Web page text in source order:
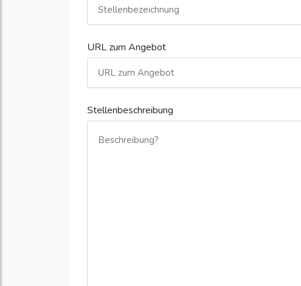
URL zum Angebot
Stellenbeschreibung